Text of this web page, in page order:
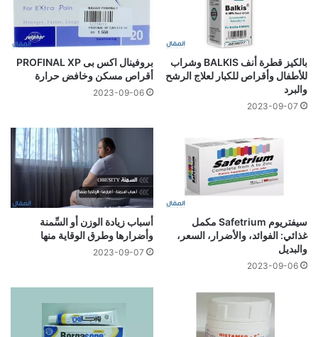
بالكيز قطرة أنف BALKIS وشراب
للأطفال وأقراص للكبار لعلاج الرشح
والبرد
2023-09-07
بروفينال اكس بى PROFINAL XP
أقراص مسكن وخافض حرارة
2023-09-06
سيفتريوم Safetrium مكمل
غذائي: الفوائد، والأضرار، السعر،
والبديل
2023-09-06
أسباب زيادة الوزن أو السِّمنة
وأضرارها وطرق الوقاية منها
2023-09-07